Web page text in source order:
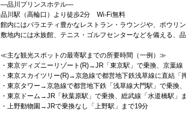
—品川プリンスホテル—
品川駅（高輪口）より徒歩2分 Wi-Fi無料
館内にはバラエティ豊かなレストラン・ラウンジや、ボウリ
敷地内には水族館、テニス・ゴルフセンターなどを備える、
≪主な観光スポットの最寄駅までの所要時間（一例）≫
・東京ディズニーリゾート(R)→JR「東京駅」で乗換、京葉線
・東京スカイツリー(R)→京急線で都営地下鉄浅草線に直結「
・東京タワー→京急線で都営地下鉄「浅草線大門駅」で乗換
・東京ドーム→JR「秋葉原駅」で乗換、総武線「水道橋駅」
・上野動物園→JRで乗換なし「上野駅」まで19分